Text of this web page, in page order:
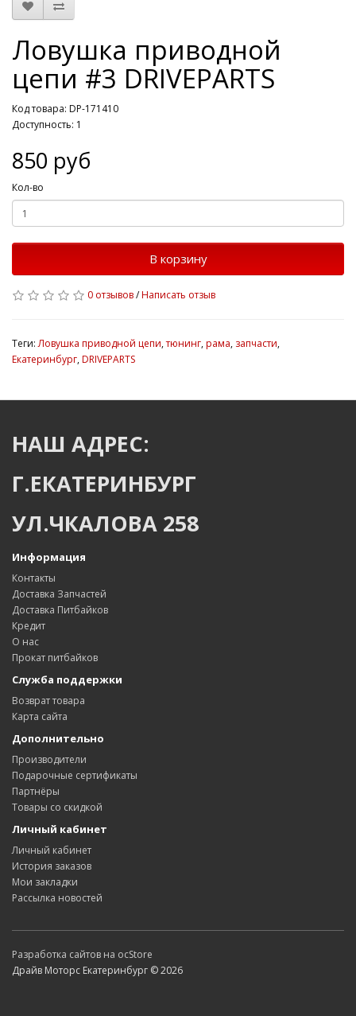
Ловушка приводной
цепи #3 DRIVEPARTS
Код товара: DP-171410
Доступность: 1
850 руб
Кол-во
В корзину
0 отзывов/Написать отзыв
Теги:Ловушка приводной цепи,тюнинг,рама, запчасти,
Екатеринбург,DRIVEPARTS
НАШ АДРЕС:
Г.ЕКАТЕРИНБУРГ
УЛ.ЧКАЛОВА 258
Информация
Контакты
Доставка Запчастей
Доставка Питбайков
Кредит
О нас
Прокат питбайков
Служба поддержки
Возврат товара
Карта сайта
Дополнительно
Производители
Подарочные сертификаты
Партнёры
Товары со скидкой
Личный кабинет
Личный кабинет
История заказов
Мои закладки
Рассылка новостей
Разработка сайтов на ocStore
Драйв Моторс Екатеринбург © 2026